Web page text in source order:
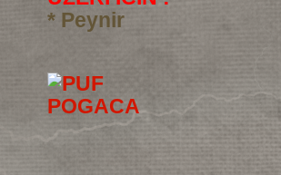
* Peynir